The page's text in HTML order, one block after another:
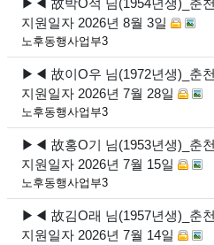
▶◀ 故박O석 님(1954년생)_춘
지원일자 2026년 8월 3일
노후동행사업부3
▶◀ 故이O우 님(1972년생)_춘
지원일자 2026년 7월 28일
노후동행사업부3
▶◀ 故홍O기 님(1953년생)_춘
지원일자 2026년 7월 15일
노후동행사업부3
▶◀ 故김O래 님(1957년생)_춘
지원일자 2026년 7월 14일